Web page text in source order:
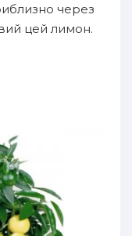
через
цей лимон.